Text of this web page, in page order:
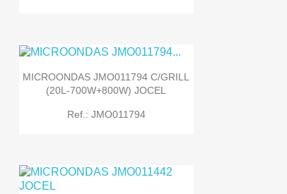
 Quick view
MICROONDAS JMO011794 C/GRILL
(20L-700W+800W) JOCEL
Ref.: JMO011794